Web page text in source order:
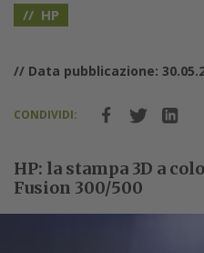
HP
// Data pubblicazione:
CONDIVIDI:
HP: la stampa 3D a
Fusion 300/500